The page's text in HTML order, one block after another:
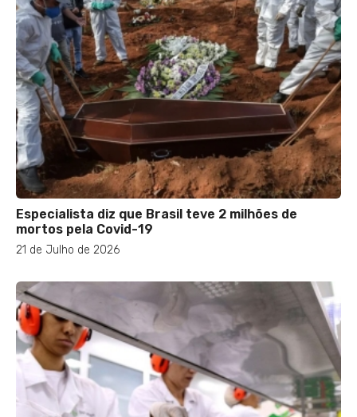
Especialista diz que Brasil teve 2 milhões de
mortos pela Covid-19
21 de Julho de 2026